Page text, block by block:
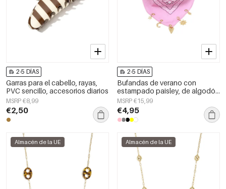
2-5 DÍAS
Garras para el cabello, rayas,
PVC sencillo, accesorios diarios
MSRP €8,99
€2,50
2-5 DÍAS
Bufandas de verano con
estampado paisley, de algodón
clásico, accesorios para el día a
día.
MSRP €15,99
€4,95
Almacén de la UE Almacén de la UE